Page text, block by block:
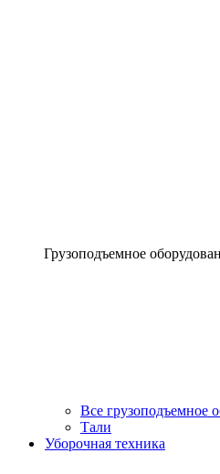
Грузоподъемное
Все грузоподъемное
Тали
Уборочная техника